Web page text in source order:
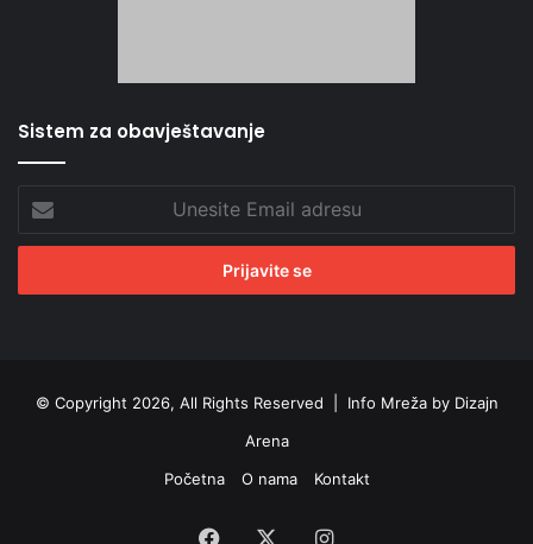
Sistem za obavještavanje
Email
adresu
© Copyright 2026, All Rights Reserved | Info Mreža by Dizajn
Arena
Početna
O nama Kontakt
Facebook Instagram